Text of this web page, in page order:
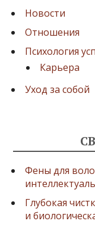
Новости
Отношения
Психология
Карьера
Уход за собой
Фены для
Глубокая
и